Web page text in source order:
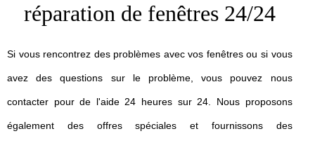
réparation de fenêtres 24/24
Si vous rencontrez des problèmes avec vos fenêtres ou si vous
avez des questions sur le problème, vous pouvez nous
contacter pour de l'aide 24 heures sur 24. Nous proposons
également des offres spéciales et fournissons des